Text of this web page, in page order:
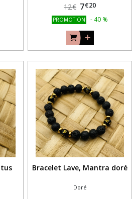
12€ 7€20
PROMOTION - 40 %
Bracelet Lave, Mantra doré
Doré